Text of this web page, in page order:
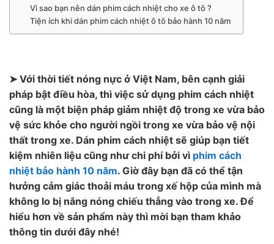
Vì sao bạn nên dán phim cách nhiệt cho xe ô tô ?
Tiện ích khi dán phim cách nhiệt ô tô bảo hành 10 năm
➤ Với thời tiết nóng nực ở Việt Nam, bên cạnh giải
pháp bật điều hòa, thì việc sử dụng phim cách nhiệt
cũng là một biện pháp giảm nhiệt độ trong xe vừa bảo
vệ sức khỏe cho người ngồi trong xe vừa bảo vệ nội
thất trong xe. Dán phim cách nhiệt sẽ giúp bạn tiết
kiệm nhiên liệu cũng như chi phí bởi vì phim cách
nhiệt bảo hành 10 năm. Giờ đây bạn đã có thể tận
hưởng cảm giác thoải máu trong xế hộp của mình mà
không lo bị nắng nóng chiếu thẳng vào trong xe. Để
hiểu hơn về sản phẩm này thì mời bạn tham khảo
thông tin dưới đây nhé!